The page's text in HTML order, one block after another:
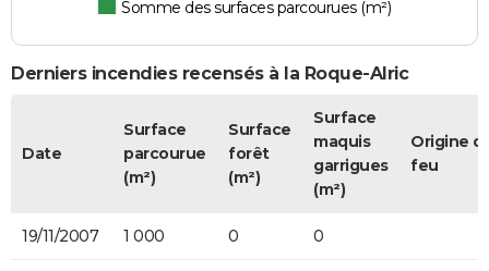
Somme des surfaces parcourues (m²)
Derniers incendies recensés à la Roque-Alric
Date
Surface
parcourue
(m²)
Surface
forêt
(m²)
Surface
maquis
garrigues
(m²)
Origine
feu
19/11/2007 1 000 0 0